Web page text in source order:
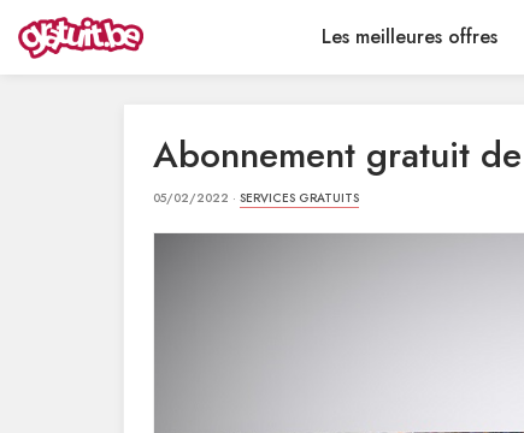
Les meilleures offres
Abonnement gratuit
05/02/2022 · SERVICES GRATUITS